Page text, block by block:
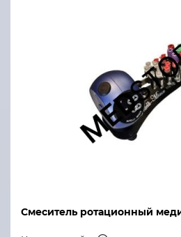
Смеситель ротационный